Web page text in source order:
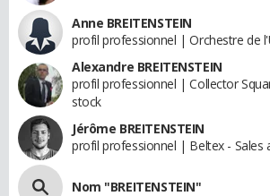
Anne BREITENSTEIN
profil professionnel | Orchestre de
Alexandre BREITENSTEIN
profil professionnel | Collector
stock
Jérôme BREITENSTEIN
profil professionnel | Beltex - Sales
Nom "BREITENSTEIN"